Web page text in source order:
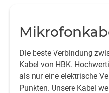
Die beste Verbindung
Kabel von HBK.
als nur eine elektrische
Punkten. Unsere Kabel